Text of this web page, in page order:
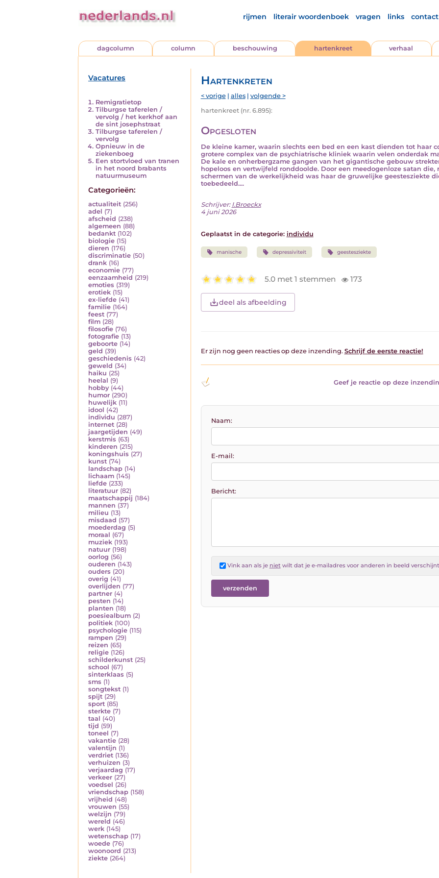
rijmen literair woordenboek vragen links contact
dagcolumn column beschouwing hartenkreet verhaal
Vacatures
Remigratietop
Tilburgse taferelen /
vervolg / het kerkhof aan
de sint josephstraat
Tilburgse taferelen /
vervolg
Opnieuw in de
ziekenboeg
Een stortvloed van tranen
in het noord brabants
natuurmuseum
Categorieën:
actualiteit (256)
adel (7)
afscheid (238)
algemeen (88)
bedankt (102)
biologie (15)
dieren (176)
discriminatie (50)
drank (16)
economie (77)
eenzaamheid (219)
emoties (319)
erotiek (15)
ex-liefde (41)
familie (164)
feest (77)
film (28)
filosofie (76)
fotografie (13)
geboorte (14)
geld (39)
geschiedenis (42)
geweld (34)
haiku (25)
heelal (9)
hobby (44)
humor (290)
huwelijk (11)
idool (42)
individu (287)
internet (28)
jaargetijden (49)
kerstmis (63)
kinderen (215)
koningshuis (27)
kunst (74)
landschap (14)
lichaam (145)
liefde (233)
literatuur (82)
maatschappij (184)
mannen (37)
milieu (13)
misdaad (57)
moederdag (5)
moraal (67)
muziek (193)
natuur (198)
oorlog (56)
ouderen (143)
ouders (20)
overig (41)
overlijden (77)
partner (4)
pesten (14)
planten (18)
poesiealbum (2)
politiek (100)
psychologie (115)
rampen (29)
reizen (65)
religie (126)
schilderkunst (25)
school (67)
sinterklaas (5)
sms (1)
songtekst (1)
spijt (29)
sport (85)
sterkte (7)
taal (40)
tijd (59)
toneel (7)
vakantie (28)
valentijn (1)
verdriet (136)
verhuizen (3)
verjaardag (17)
verkeer (27)
voedsel (26)
vriendschap (158)
vrijheid (48)
vrouwen (55)
welzijn (79)
wereld (46)
werk (145)
wetenschap (17)
woede (76)
woonoord (213)
ziekte (264)
Hartenkreten
< vorige| alles| volgende >
hartenkreet (nr. 6.895):
Opgesloten
De kleine kamer, waarin slechts een bed en een kast dienden tot haar
grotere complex van de psychiatrische kliniek waarin velen onderdak
De kale en onherbergzame gangen van het gigantische gebouw
hopeloos en vertwijfeld ronddoolde. Door een meedogenloze satan die,
schermen van de werkelijkheid was haar de gruwelijke geestesziekte
toebedeeld....
Schrijver: I.Broeckx
4 juni 2026
Geplaatst in de categorie: individu
manische depressiviteit geestesziekte
5.0 met 1 stemmen 173
deel als afbeelding
Er zijn nog geen reacties op deze inzending. Schrijf de eerste reactie!
Geef je reactie op deze
Naam:
E-mail:
Bericht:
Vink aan als je nietwilt dat je e-mailadres voor anderen in beeld verschijnt